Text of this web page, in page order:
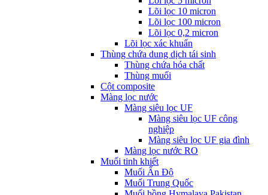
Lõi lọc 10 micron
Lõi lọc 100 micron
Lõi lọc 0,2 micron
Lõi lọc xác khuẩn
Thùng chứa dung dịch tái sinh
Thùng chứa hóa chất
Thùng muối
Cột composite
Màng lọc nước
Màng siêu lọc UF
Màng siêu lọc UF công
nghiệp
Màng siêu lọc UF gia đình
Màng lọc nước RO
Muối tinh khiết
Muối Ấn Độ
Muối Trung Quốc